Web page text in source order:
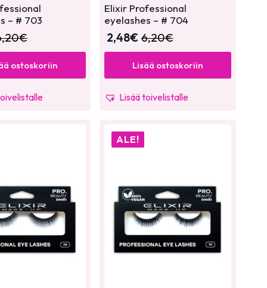
– # 703
€
ostoskoriin
Elixir Professional
eyelashes – # 704
6,20€
2,48€
Lisää ostoskoriin
Lisää toivelistalle
ALE!